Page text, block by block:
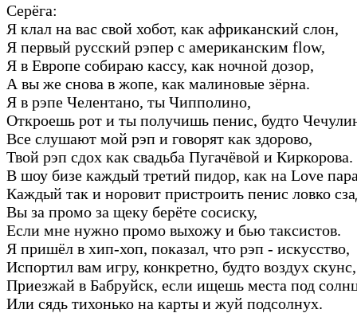
Серёга:
Я клал на вас свой хобот, как африканский слон,
Я первый русский рэпер с американским flow,
Я в Европе собираю кассу, как ночной дозор,
А вы же снова в жопе, как малиновые зёрна.
Я в рэпе Челентано, ты Чипполино,
Откроешь рот и ты получишь пенис, будто
Все слушают мой рэп и говорят как здорово,
Твой рэп сдох как свадьба Пугачёвой и Киркорова.
В шоу бизе каждый третий пидор, как на Love
Каждый так и норовит пристроить пенис ловко
Вы за промо за щеку берёте сосиску,
Если мне нужно промо выхожу и бью таксистов.
Я пришёл в хип-хоп, показал, что рэп - искусство,
Испортил вам игру, конкретно, будто воздух скунс,
Приезжай в Бабруйск, если ищешь места под
Или сядь тихонько на карты и жуй подсолнух.